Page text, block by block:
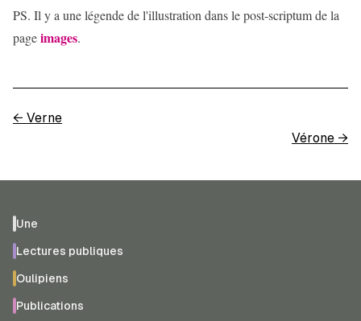
PS. Il y a une légende de l'illustration dans le post-scriptum de la
pageimages.
← Verne
Vérone →
Une
Lectures publiques
Oulipiens
Publications